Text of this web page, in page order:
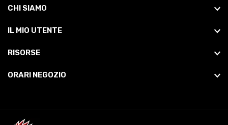
CHI SIAMO
IL MIO UTENTE
RISORSE
ORARI NEGOZIO